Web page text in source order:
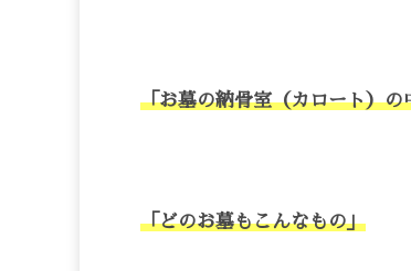
「お墓の納骨室（カロート）
「どのお墓もこんなもの」